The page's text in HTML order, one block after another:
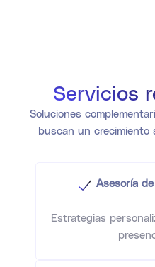
Servicios
Soluciones
buscan un
Asesoría
Estrategias